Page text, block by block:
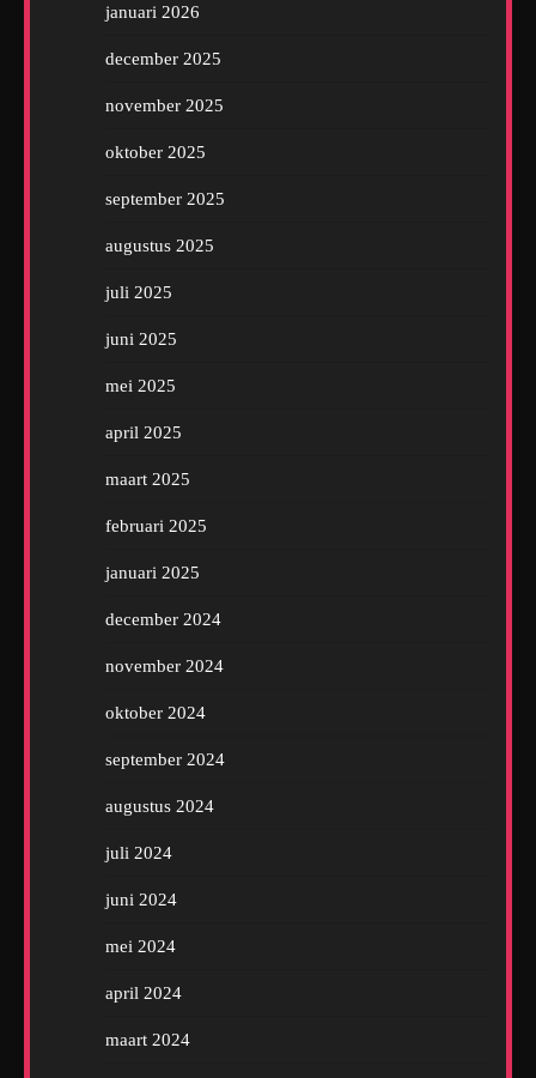
januari 2026
december 2025
november 2025
oktober 2025
september 2025
augustus 2025
juli 2025
juni 2025
mei 2025
april 2025
maart 2025
februari 2025
januari 2025
december 2024
november 2024
oktober 2024
september 2024
augustus 2024
juli 2024
juni 2024
mei 2024
april 2024
maart 2024